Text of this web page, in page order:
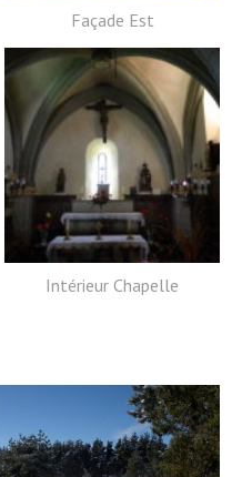
Façade Est
Intérieur Chapelle